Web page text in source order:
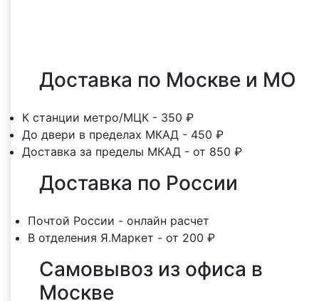
Доставка по Москве и МО
К станции метро/МЦК - 350 ₽
До двери в пределах МКАД - 450 ₽
Доставка за пределы МКАД - от 850 ₽
Доставка по России
Почтой России - онлайн расчет
В отделения Я.Маркет - от 200 ₽
Самовывоз из офиса в
Москве